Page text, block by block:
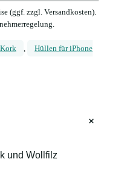
(ggf. zzgl. Versandkosten).
,
Hüllen für iPhone
+
und Wollfilz